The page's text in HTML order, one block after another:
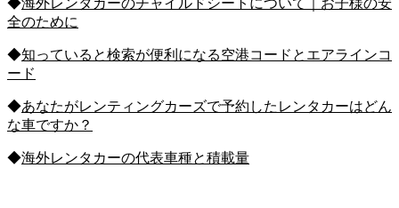
全のために
◆知っていると検索が便利になる空港コードとエアラインコ
ード
◆あなたがレンティングカーズで予約したレンタカーはどん
な車ですか？
◆海外レンタカーの代表車種と積載量